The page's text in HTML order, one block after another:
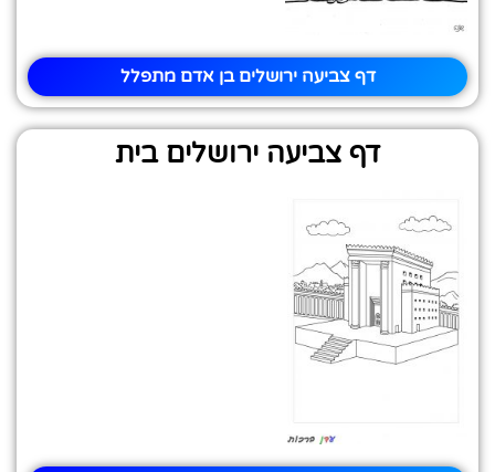
דף צביעה ירושלים בן אדם מתפלל
דף צביעה ירושלים בית